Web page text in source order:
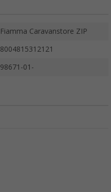
Fiamma Caravanstore ZIP
8004815312121
98671-01-